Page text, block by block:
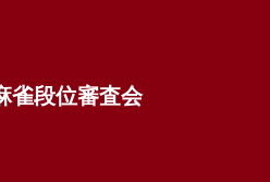
雀段位審査会